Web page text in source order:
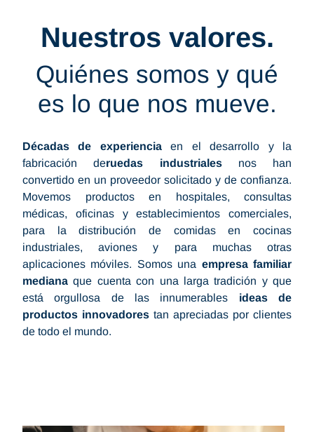
Nuestros valores.
Quiénes somos y qué
es lo que nos mueve.
Décadas de experienciaen el desarrollo y la
fabricación deruedas industrialesnos han
convertido en un proveedor solicitado y de confianza.
Movemos productos en hospitales, consultas
médicas, oficinas y establecimientos comerciales,
para la distribución de comidas en cocinas
industriales, aviones y para muchas otras
aplicaciones móviles. Somos una empresa familiar
mediana que cuenta con una larga tradición y que
está orgullosa de las innumerables ideas de
productos innovadores tan apreciadas por clientes
de todo el mundo.